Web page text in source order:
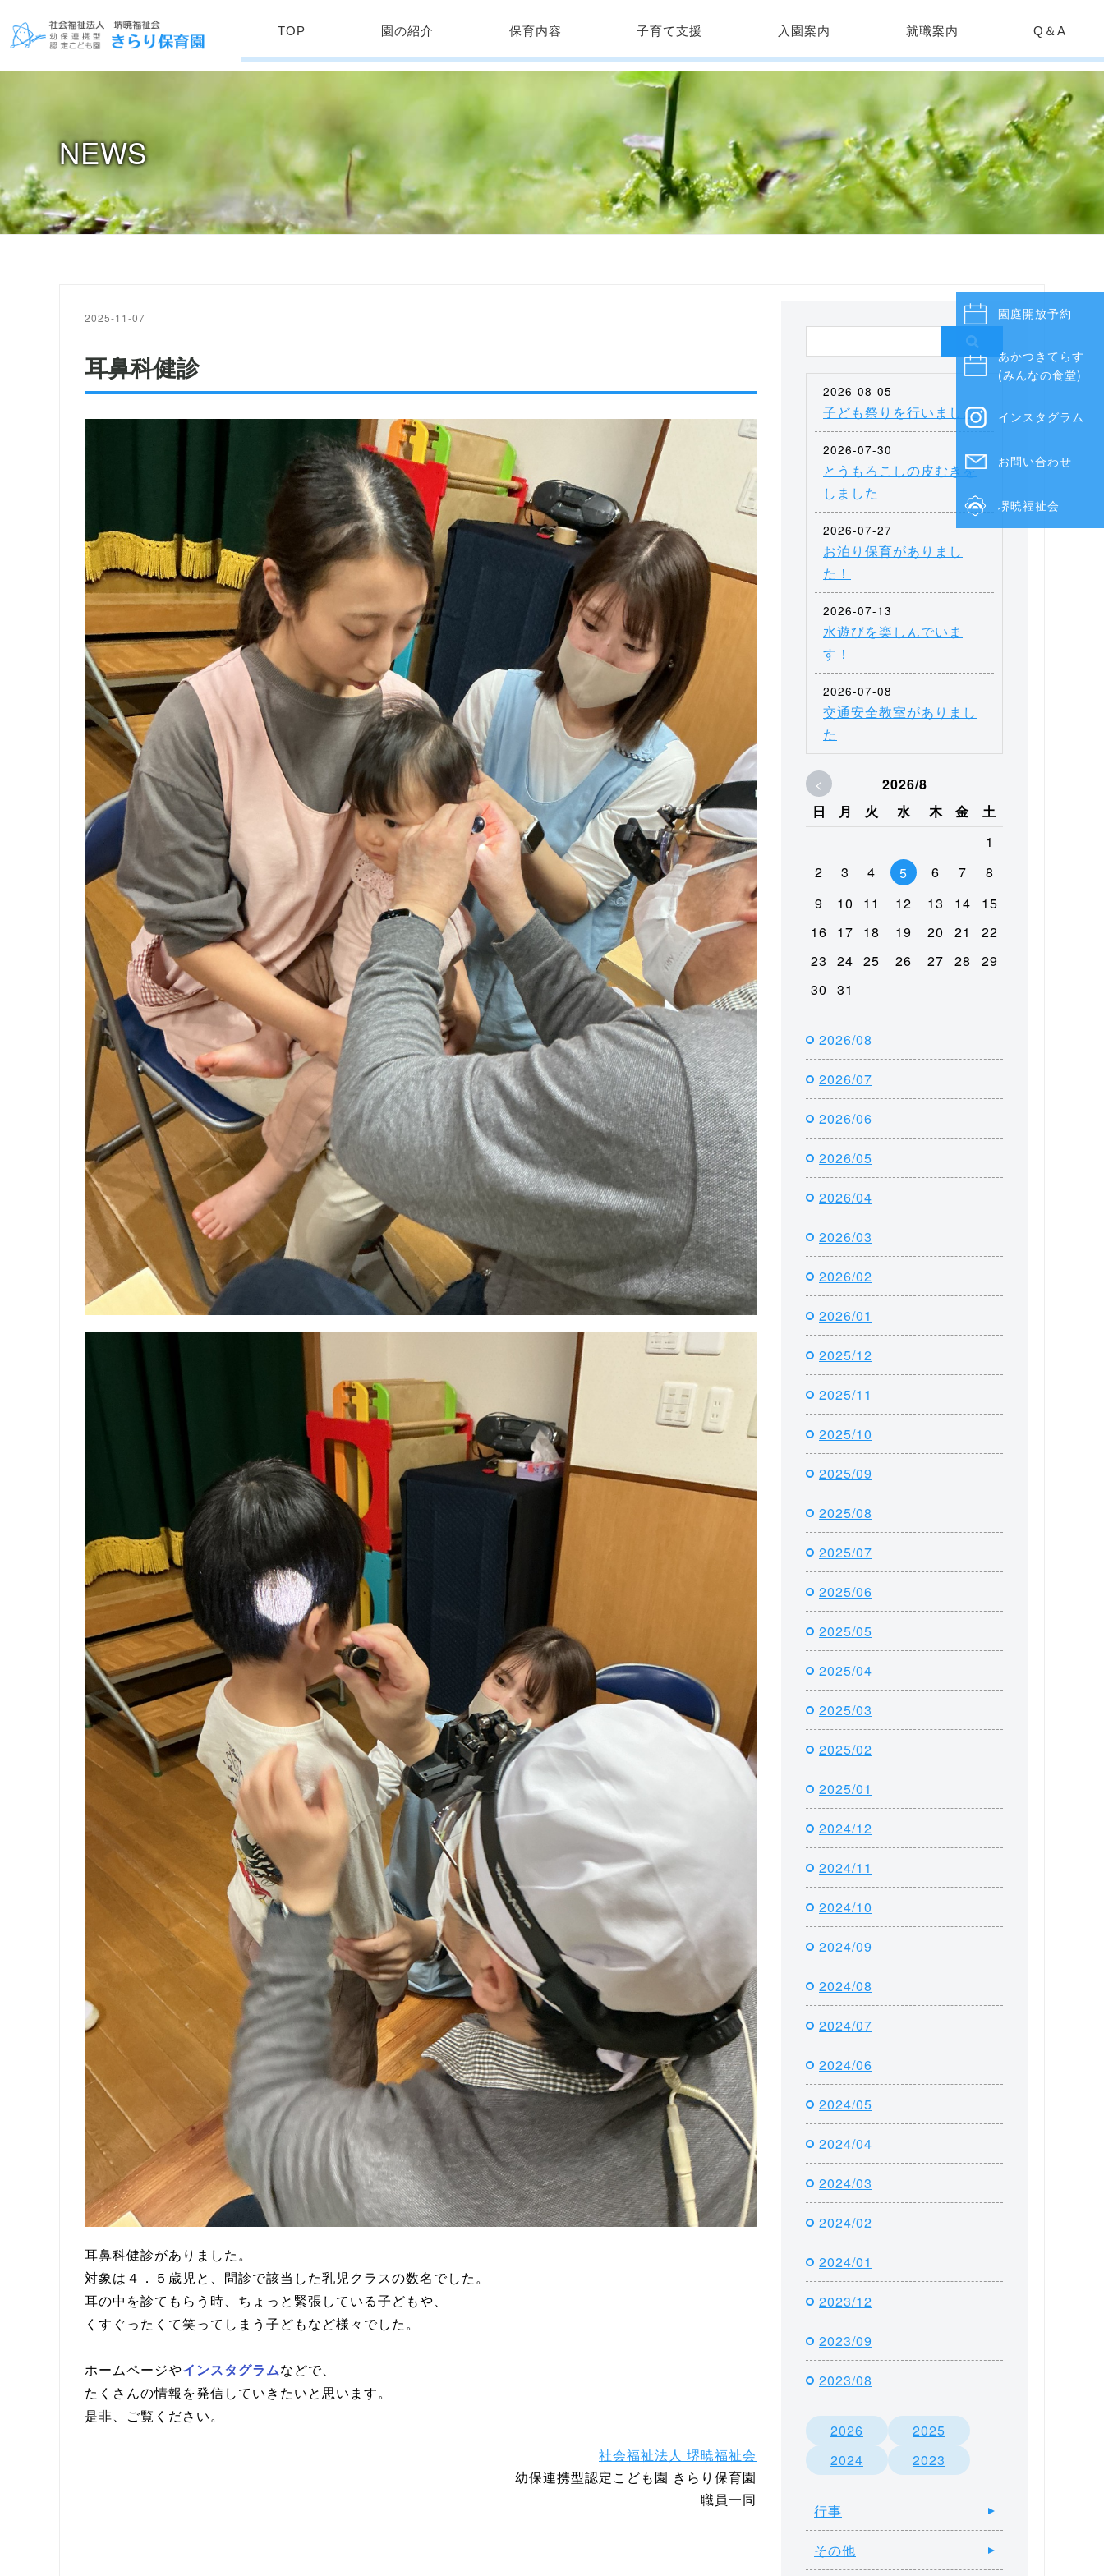
TOP 園の紹介 保育内容 子育て支援 入園案内 就職案内 Q＆A
園庭開放予約
あかつきてらす
(みんなの食堂)
インスタグラム
お問い合わせ
堺暁福祉会
NEWS
2025-11-07
耳鼻科健診
耳鼻科健診がありました。
対象は４．５歳児と、問診で該当した乳児クラスの数名でした。
耳の中を診てもらう時、ちょっと緊張している子どもや、
くすぐったくて笑ってしまう子どもなど様々でした。
ホームページやインスタグラムなどで、
たくさんの情報を発信していきたいと思います。
是非、ご覧ください。
社会福祉法人 堺暁福祉会
幼保連携型認定こども園 きらり保育園
職員一同
2026-08-05
子ども祭りを行いました
2026-07-30
とうもろこしの皮むきを
しました
2026-07-27
お泊り保育がありまし
た！
2026-07-13
水遊びを楽しんでいま
す！
2026-07-08
交通安全教室がありまし
た
<
2026/8
日
月 火 水 木 金
土
1
2
3 4 5 6 7
8
9
10 11 12 13 14
15
16
17 18 19 20 21
22
23
24 25 26 27 28
29
30
31
2026/08
2026/07
2026/06
2026/05
2026/04
2026/03
2026/02
2026/01
2025/12
2025/11
2025/10
2025/09
2025/08
2025/07
2025/06
2025/05
2025/04
2025/03
2025/02
2025/01
2024/12
2024/11
2024/10
2024/09
2024/08
2024/07
2024/06
2024/05
2024/04
2024/03
2024/02
2024/01
2023/12
2023/09
2023/08
2026
2025
2024
2023
行事
その他